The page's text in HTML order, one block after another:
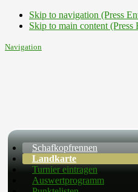
Skip to navigation (Press
Skip to main content (Press
Navigation
Schafkopfrennen
Landkarte
Turnier eintragen
Auswertprogramm